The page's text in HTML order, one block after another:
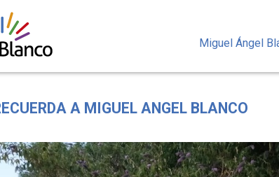
Miguel Ángel
A MIGUEL ANGEL BLANCO